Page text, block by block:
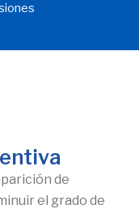
de
el grado de